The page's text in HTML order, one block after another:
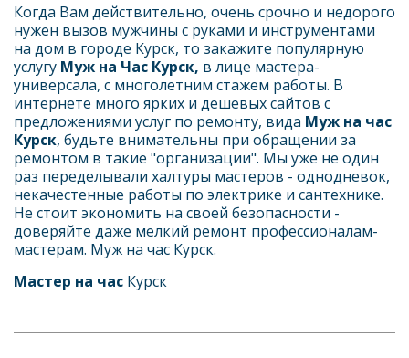
Когда Вам действительно, очень срочно и недорого
нужен вызов мужчины с руками и инструментами
на дом в городе Курск, то закажите популярную
услугу Муж на Час Курск, в лице мастера-
универсала, с многолетним стажем работы. В
интернете много ярких и дешевых сайтов с
предложениями услуг по ремонту, вида Муж на час
Курск, будьте внимательны при обращении за
ремонтом в такие "организации". Мы уже не один
раз переделывали халтуры мастеров - однодневок,
некачестенные работы по электрике и сантехнике.
Не стоит экономить на своей безопасности -
доверяйте даже мелкий ремонт профессионалам-
мастерам. Муж на час Курск.
Мастер на час Курск